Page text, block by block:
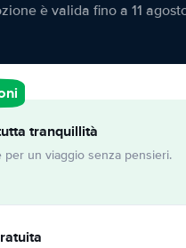
è valida fino a 11
tranquillità
per un viaggio senza pensieri.